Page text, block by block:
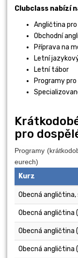
Clubclass nabízí
Angličtina pro
Obchodní
Příprava na
Letní
Letní tábor
Programy
pro
Programy
eurech)
Kurz
Obecná
Obecná angličtina
Obecná angličtina
Obecná angličtina